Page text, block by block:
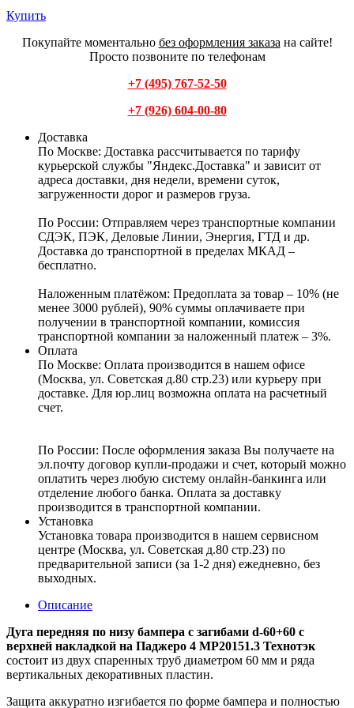
Купить
Покупайте моментально без оформления заказа на сайте!
Просто позвоните по телефонам
+7 (495) 767-52-50
+7 (926) 604-00-80
Доставка
По Москве: Доставка рассчитывается по тарифу
курьерской службы "Яндекс.Доставка" и зависит от
адреса доставки, дня недели, времени суток,
загруженности дорог и размеров груза.
По России: Отправляем через транспортные компании
СДЭК, ПЭК, Деловые Линии, Энергия, ГТД и др.
Доставка до транспортной в пределах МКАД –
бесплатно.
Наложенным платёжом: Предоплата за товар – 10% (не
менее 3000 рублей), 90% суммы оплачиваете при
получении в транспортной компании, комиссия
транспортной компании за наложенный платеж – 3%.
Оплата
По Москве: Оплата производится в нашем офисе
(Москва, ул. Советская д.80 стр.23) или курьеру при
доставке. Для юр.лиц возможна оплата на расчетный
счет.
По России: После оформления заказа Вы получаете на
эл.почту договор купли-продажи и счет, который можно
оплатить через любую систему онлайн-банкинга или
отделение любого банка. Оплата за доставку
производится в транспортной компании.
Установка
Установка товара производится в нашем сервисном
центре (Москва, ул. Советская д.80 стр.23) по
предварительной записи (за 1-2 дня) ежедневно, без
выходных.
Описание
Дуга передняя по низу бампера с загибами d-60+60 с
верхней накладкой на Паджеро 4 MP20151.3 Технотэк
состоит из двух спаренных труб диаметром 60 мм и ряда
вертикальных декоративных пластин.
Защита аккуратно изгибается по форме бампера и полностью